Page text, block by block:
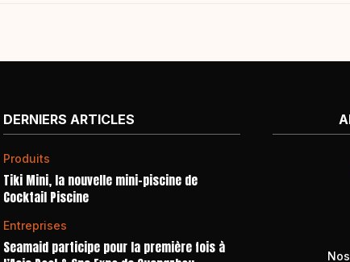
DERNIERS ARTICLES
Produits
Tiki Mini, la nouvelle mini-piscine de
Cocktail Piscine
Entreprises
Seamaid participe pour la première fois à